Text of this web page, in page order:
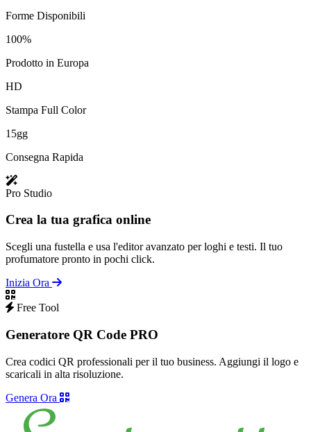
Forme Disponibili
100%
Prodotto in Europa
HD
Stampa Full Color
15gg
Consegna Rapida
Pro Studio
Crea la tua grafica online
Scegli una fustella e usa l'editor avanzato per loghi e testi. Il tuo
profumatore pronto in pochi click.
Inizia Ora
Free Tool
Generatore QR Code PRO
Crea codici QR professionali per il tuo business. Aggiungi il logo e
scaricali in alta risoluzione.
Genera Ora